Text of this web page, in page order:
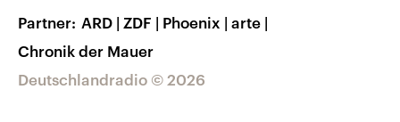
Barrierefreiheit
Deutschlandradio © 2026
Partner ARD | ZDF | Phoenix | arte |
Chronik der Mauer